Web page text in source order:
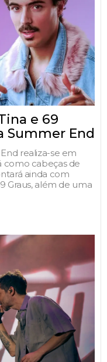
e 69
Summer End
realiza-se em
como cabeças de
ainda com
Graus, além de uma